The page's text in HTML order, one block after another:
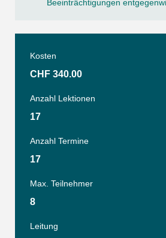
Beeinträchtigungen
Kosten
CHF 340.00
Anzahl Lektionen
17
Anzahl Termine
17
Max. Teilnehmer
8
Leitung